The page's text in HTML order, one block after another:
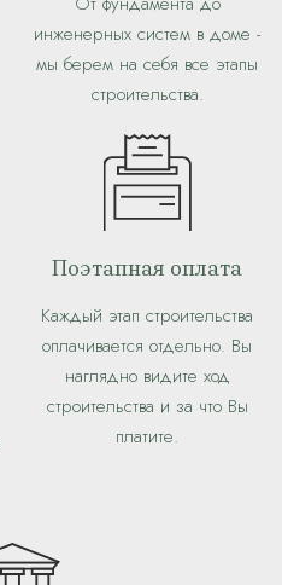
инженерных систем в доме -
мы берем на себя все этапы
строительства.
Поэтапная оплата
Каждый этап строительства
оплачивается отдельно. Вы
наглядно видите ход
строительства и за что Вы
платите.